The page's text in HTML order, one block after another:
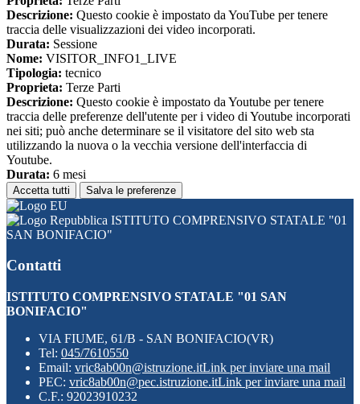
Descrizione: Questo cookie è impostato da YouTube per tenere
traccia delle visualizzazioni dei video incorporati.
Durata: Sessione
Nome: VISITOR_INFO1_LIVE
Tipologia: tecnico
Proprieta: Terze Parti
Descrizione: Questo cookie è impostato da Youtube per tenere
traccia delle preferenze dell'utente per i video di Youtube incorporati
nei siti; può anche determinare se il visitatore del sito web sta
utilizzando la nuova o la vecchia versione dell'interfaccia di
Youtube.
Durata: 6 mesi
Accetta tutti Salva le preferenze
ISTITUTO COMPRENSIVO STATALE "01
SAN BONIFACIO"
Contatti
ISTITUTO COMPRENSIVO STATALE "01 SAN
BONIFACIO"
VIA FIUME, 61/B - SAN BONIFACIO(VR)
Tel: 045/7610550
Email: vric8ab00n@istruzione.itLink per inviare una mail
PEC: vric8ab00n@pec.istruzione.itLink per inviare una mail
C.F.: 92023910232